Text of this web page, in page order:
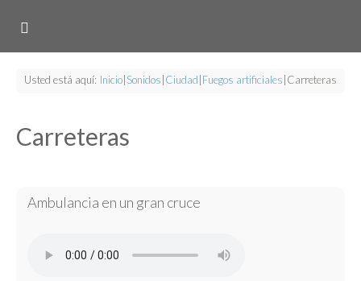
Usted está aquí: Inicio Sonidos Ciudad Fuegos artificiales Carreteras
Carreteras
Ambulancia en un gran cruce